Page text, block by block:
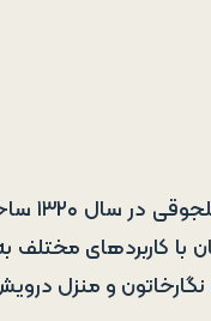
۹۰ پله و ۶ گنبد است. یولی از ۷
نگارخاتون و